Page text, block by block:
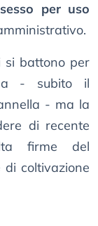
per uso
si battono per
- subito il
- ma la
di recente
firme del
di coltivazione